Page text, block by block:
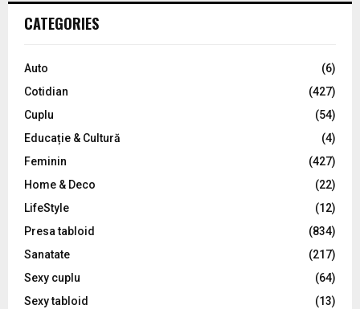
h
o
:
C
CATEGORIES
Auto
(6)
Cotidian
(427)
Cuplu
(54)
Educație & Cultură
(4)
Feminin
(427)
Home & Deco
(22)
LifeStyle
(12)
Presa tabloid
(834)
Sanatate
(217)
Sexy cuplu
(64)
Sexy tabloid
(13)